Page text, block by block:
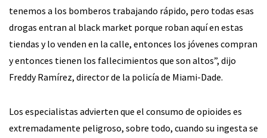
tenemos a los bomberos trabajando rápido, pero todas esas
drogas entran al black market porque roban aquí en estas
tiendas y lo venden en la calle, entonces los jóvenes compran
y entonces tienen los fallecimientos que son altos”, dijo
Freddy Ramírez, director de la policía de Miami-Dade.
Los especialistas advierten que el consumo de opioides es
extremadamente peligroso, sobre todo, cuando su ingesta se